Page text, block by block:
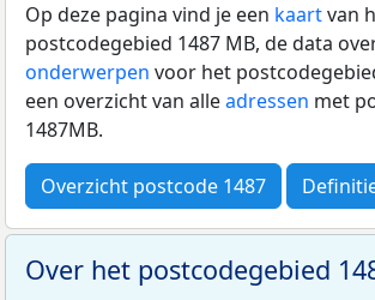
Op deze pagina vind je een kaartvan
postcodegebied 1487 MB, de data
onderwerpen voor het
een overzicht van alleadressen met
1487MB.
Overzicht postcode 1487
Over het postcodegebied